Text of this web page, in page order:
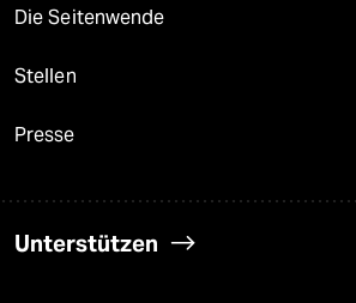
Die Seitenwende
Stellen
Presse
Unterstützen